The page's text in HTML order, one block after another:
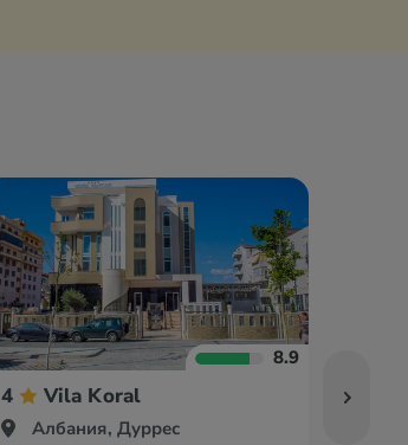
8.9
4 Vila Koral
Албания, Дуррес